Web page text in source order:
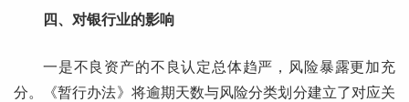
四、对银行业的影响
一是不良资产的不良认定总体趋严，风险暴露更加充
分。《暂行办法》将逾期天数与风险分类划分建立了对应关